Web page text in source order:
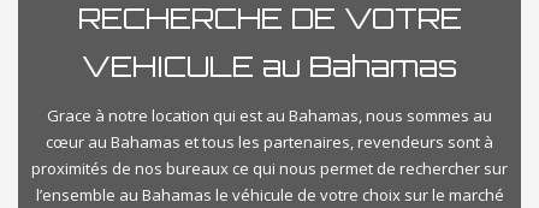
RECHERCHE DE VOTRE
VEHICULE au Bahamas
Grace à notre location qui est au Bahamas, nous sommes au
cœur au Bahamas et tous les partenaires, revendeurs sont à
proximités de nos bureaux ce qui nous permet de rechercher sur
l’ensemble au Bahamas le véhicule de votre choix sur le marché